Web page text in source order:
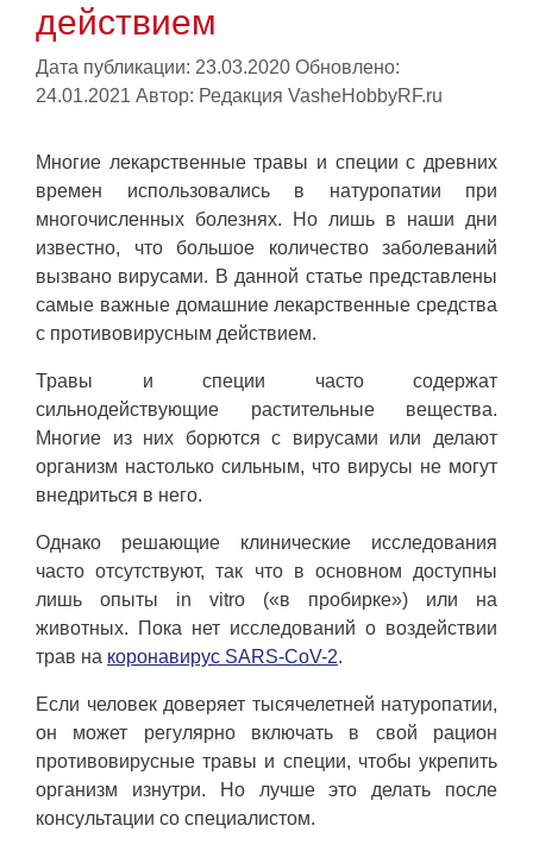
действием
Дата публикации: 23.03.2020 Обновлено:
24.01.2021 Автор: Редакция VasheHobbyRF.ru
Многие лекарственные травы и специи с древних
времен использовались в натуропатии при
многочисленных болезнях. Но лишь в наши дни
известно, что большое количество заболеваний
вызвано вирусами. В данной статье представлены
самые важные домашние лекарственные средства
с противовирусным действием.
Травы и специи часто содержат
сильнодействующие растительные вещества.
Многие из них борются с вирусами или делают
организм настолько сильным, что вирусы не могут
внедриться в него.
Однако решающие клинические исследования
часто отсутствуют, так что в основном доступны
лишь опыты in vitro («в пробирке») или на
животных. Пока нет исследований о воздействии
трав на коронавирус SARS-CoV-2.
Если человек доверяет тысячелетней натуропатии,
он может регулярно включать в свой рацион
противовирусные травы и специи, чтобы укрепить
организм изнутри. Но лучше это делать после
консультации со специалистом.